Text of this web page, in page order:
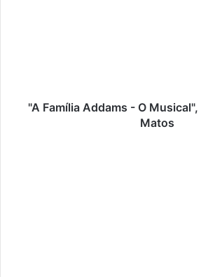
Matos"A Família Addams - O
Matos